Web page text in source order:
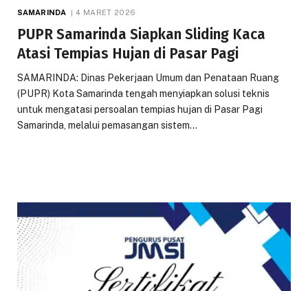
SAMARINDA 4 MARET 2026
PUPR Samarinda Siapkan Sliding Kaca
Atasi Tempias Hujan di Pasar Pagi
SAMARINDA: Dinas Pekerjaan Umum dan Penataan Ruang
(PUPR) Kota Samarinda tengah menyiapkan solusi teknis
untuk mengatasi persoalan tempias hujan di Pasar Pagi
Samarinda, melalui pemasangan sistem…